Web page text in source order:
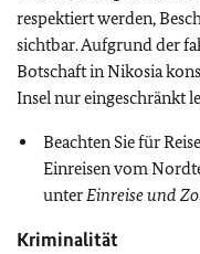
respektiert werden,
sichtbar. Aufgrund der
Botschaft in Nikosia
Insel nur eingeschränkt
Beachten Sie für
Einreisen vom
unterEinreise und
Kriminalität